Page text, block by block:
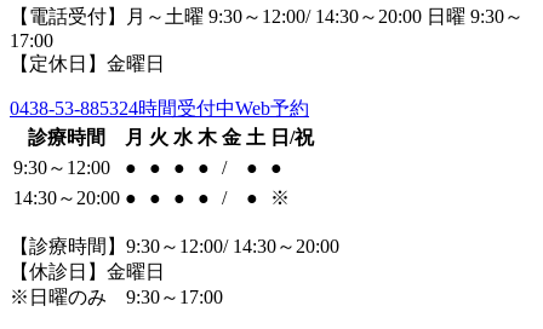
【電話受付】月～土曜 9:30～12:00/ 14:30～20:00 日曜 9:30～
17:00
【定休日】金曜日
0438-53-885324時間受付中Web予約
診療時間
月 火 水 木 金 土 日/祝
9:30～12:00
● ● ● ● / ●
●
14:30～20:00 ● ● ● ● / ● ※
【診療時間】9:30～12:00/ 14:30～20:00
【休診日】金曜日
※日曜のみ 9:30～17:00